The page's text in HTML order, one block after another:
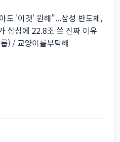
도 '이것' 원해"...삼성 반도체,
삼성에 22.8조 쏜 진짜 이유
) / 교양이를부탁해